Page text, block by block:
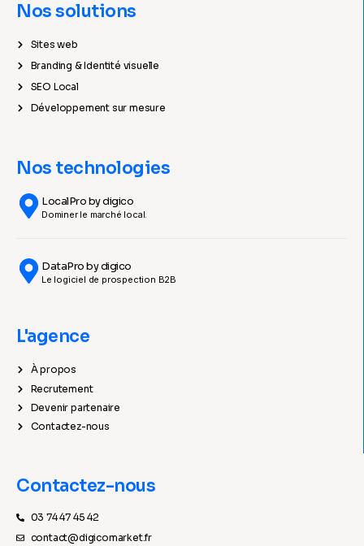
Nos solutions
Sites web
Branding & Identité visuelle
SEO Local
Développement sur mesure
Nos technologies
LocalPro by digico
Dominer le marché local.
DataPro by digico
Le logiciel de prospection B2B
L'agence
À propos
Recrutement
Devenir partenaire
Contactez-nous
Contactez-nous
03 74 47 45 42
contact@digicomarket.fr